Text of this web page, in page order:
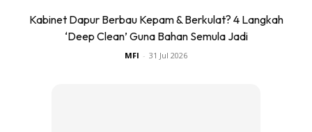
Memang ada benarnya apa yang dikongsikan
ini. Sebaiknya jika ingin ubah suai rumah, pastikan
Kabinet Dapur Berbau Kepam & Berkulat? 4 Langkah
‘Deep Clean’ Guna Bahan Semula Jadi
MFI - 31 Jul 2026